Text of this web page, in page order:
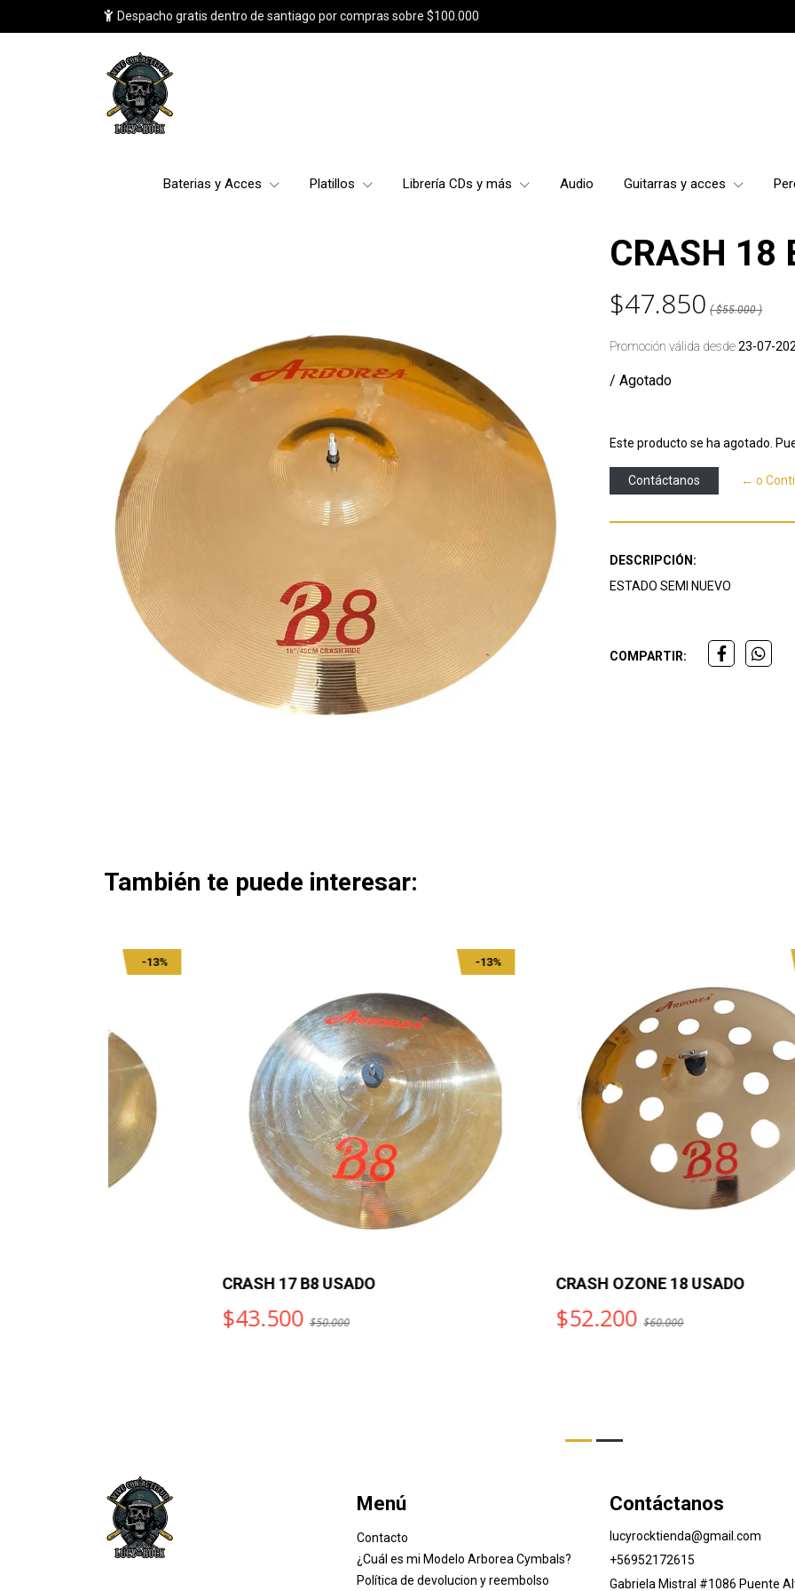
Despacho gratis dentro de santiago por compras sobre $100.000
Baterias y Acces Platillos Librería CDs y más Audio Guitarras y acces
CRASH 18
$47.850 ( $55.000 )
Promoción válida desde23-07-
/ Agotado
Este producto se ha agotado.
Contáctanos ← o
DESCRIPCIÓN:
ESTADO SEMI NUEVO
COMPARTIR:
También te puede interesar:
CRASH 17 B8 USADO
$50.000
CRASH OZONE 18 USADO
$60.000
Menú
Contacto
¿Cuál es mi Modelo Arborea Cymbals?
Política de devolucion y reembolso
Contáctanos
lucyrocktienda@gmail.com
+56952172615
Gabriela Mistral #1086 Puente